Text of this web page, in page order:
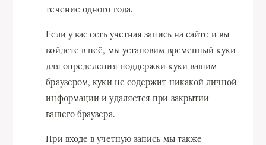
течение одного года.
Если у вас есть учетная запись на сайте и вы
войдете в неё, мы установим временный куки
для определения поддержки куки вашим
браузером, куки не содержит никакой личной
информации и удаляется при закрытии
вашего браузера.
При входе в учетную запись мы также